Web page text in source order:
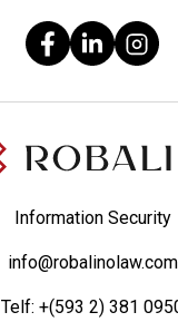
Information Security
info@robalinolaw.com
Telf: +(593 2) 381